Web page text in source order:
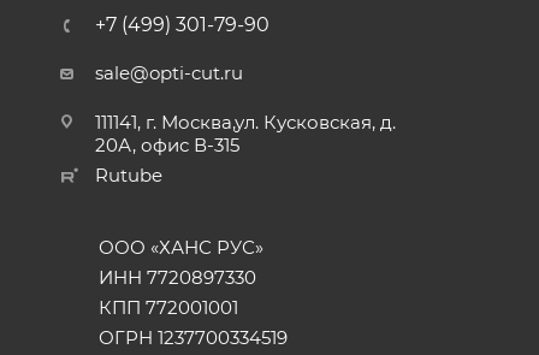
+7 (499) 301-79-90
sale@opti-cut.ru
111141, г. Москва,ул. Кусковская, д.
20А, офис В-315
Rutube
ООО «ХАНС РУС»
ИНН 7720897330
КПП 772001001
ОГРН 1237700334519